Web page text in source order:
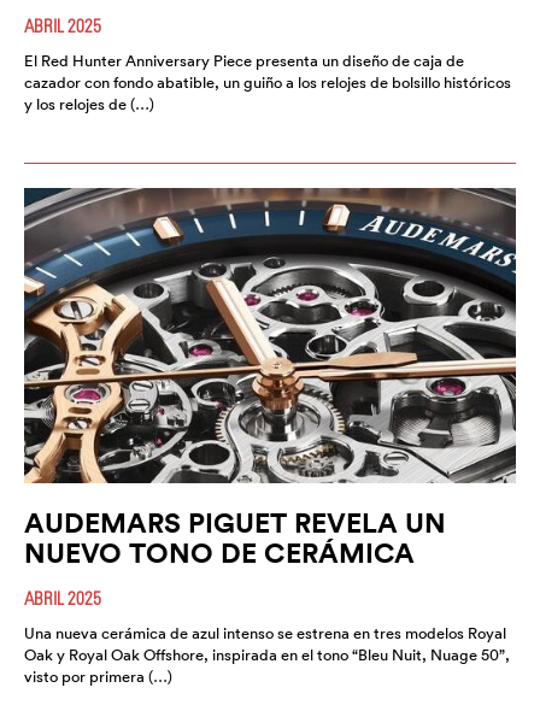
ABRIL 2025
El Red Hunter Anniversary Piece presenta un diseño de caja de
cazador con fondo abatible, un guiño a los relojes de bolsillo históricos
y los relojes de (…)
AUDEMARS PIGUET REVELA UN
NUEVO TONO DE CERÁMICA
ABRIL 2025
Una nueva cerámica de azul intenso se estrena en tres modelos Royal
Oak y Royal Oak Offshore, inspirada en el tono “Bleu Nuit, Nuage 50”,
visto por primera (…)